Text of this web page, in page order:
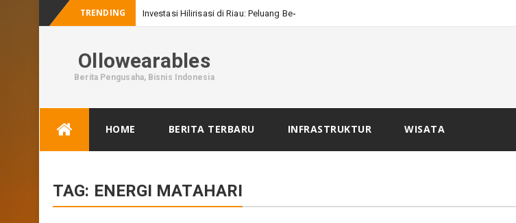
TRENDING Investasi Hilirisasi di Riau: Peluang Besar B
Ollowearables
Berita Pengusaha, Bisnis Indonesia
HOME BERITA TERBARU INFRASTRUKTUR WISATA
TAG: ENERGI MATAHARI